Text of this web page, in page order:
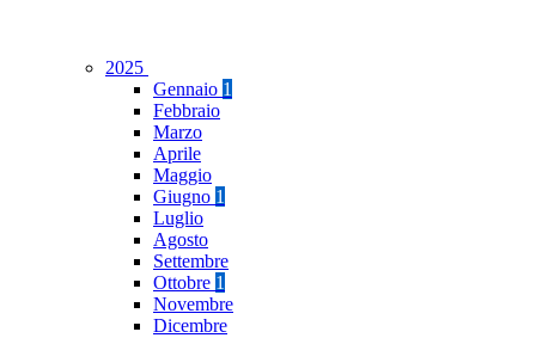
2025
Gennaio 1
Febbraio
Marzo
Aprile
Maggio
Giugno 1
Luglio
Agosto
Settembre
Ottobre 1
Novembre
Dicembre